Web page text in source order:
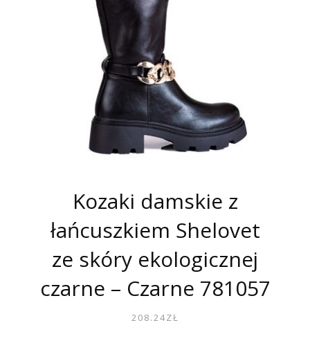
Kozaki damskie z
łańcuszkiem Shelovet
ze skóry ekologicznej
czarne – Czarne 781057
208.24ZŁ